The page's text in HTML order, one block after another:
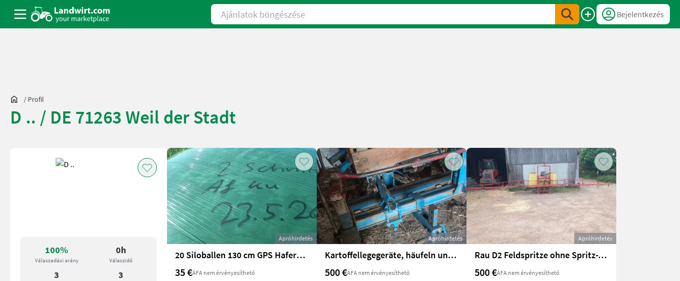
Ajánlatok böngészése
Bejelentkezés
/ Profil
D .. / DE 71263 Weil der Stadt
100%
Válaszadási arány
0h
Válaszidő
3 3
Apróhirdetés
20 Siloballen 130 cm GPS Haferweiten Erbsen
35 €ÁFA nem érvényesíthető
Apróhirdetés
Kartoffellegegeräte, häufeln und durchfahren, Schmotzer
500 €ÁFA nem érvényesíthető
Apróhirdetés
Rau D2 Feldspritze ohne Spritz-TÜV
500 €ÁFA nem érvényesíthető